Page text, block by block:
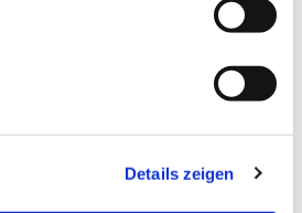
Details zeigen